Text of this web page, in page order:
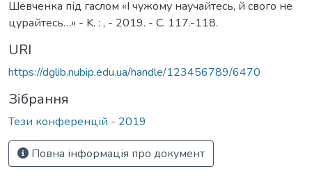
Шевченка під гаслом «І чужому научайтесь, й свого не
цурайтесь…» - K. : , - 2019. - С. 117.-118.
URI
https://dglib.nubip.edu.ua/handle/123456789/6470
Зібрання
Тези конференцій - 2019
Повна інформація про документ